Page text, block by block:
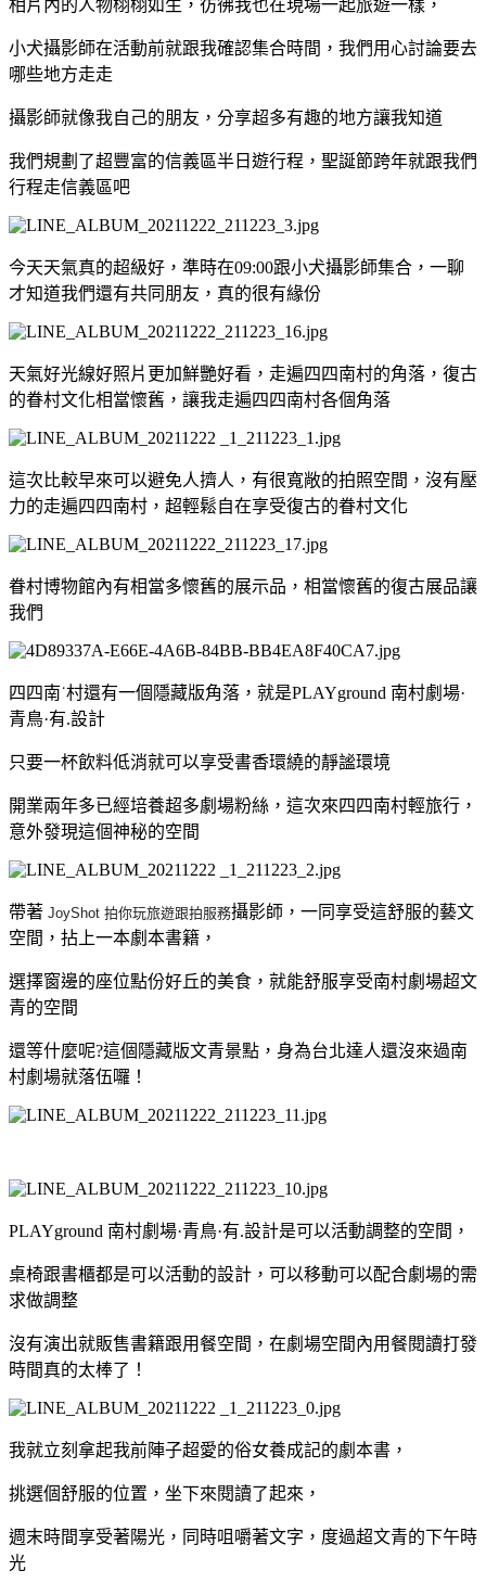
相片內的人物栩栩如生，彷彿我也在現場一起旅遊一樣，
小犬攝影師在活動前就跟我確認集合時間，我們用心討論要去
哪些地方走走
攝影師就像我自己的朋友，分享超多有趣的地方讓我知道
我們規劃了超豐富的信義區半日遊行程，聖誕節跨年就跟我們
行程走信義區吧
今天天氣真的超級好，準時在09:00跟小犬攝影師集合，一聊
才知道我們還有共同朋友，真的很有緣份
天氣好光線好照片更加鮮艷好看，走遍四四南村的角落，復古
的眷村文化相當懷舊，讓我走遍四四南村各個角落
這次比較早來可以避免人擠人，有很寬敞的拍照空間，沒有壓
力的走遍四四南村，超輕鬆自在享受復古的眷村文化
眷村博物館內有相當多懷舊的展示品，相當懷舊的復古展品讓
我們
四四南˙村還有一個隱藏版角落，就是PLAYground 南村劇場·
青鳥·有.設計
只要一杯飲料低消就可以享受書香環繞的靜謐環境
開業兩年多已經培養超多劇場粉絲，這次來四四南村輕旅行，
意外發現這個神秘的空間
帶著 JoyShot 拍你玩旅遊跟拍服務攝影師，一同享受這舒服的藝文
空間，拈上一本劇本書籍，
選擇窗邊的座位點份好丘的美食，就能舒服享受南村劇場超文
青的空間
還等什麼呢?這個隱藏版文青景點，身為台北達人還沒來過南
村劇場就落伍囉！
PLAYground 南村劇場·青鳥·有.設計是可以活動調整的空間，
桌椅跟書櫃都是可以活動的設計，可以移動可以配合劇場的需
求做調整
沒有演出就販售書籍跟用餐空間，在劇場空間內用餐閱讀打發
時間真的太棒了！
我就立刻拿起我前陣子超愛的俗女養成記的劇本書，
挑選個舒服的位置，坐下來閱讀了起來，
週末時間享受著陽光，同時咀嚼著文字，度過超文青的下午時
光